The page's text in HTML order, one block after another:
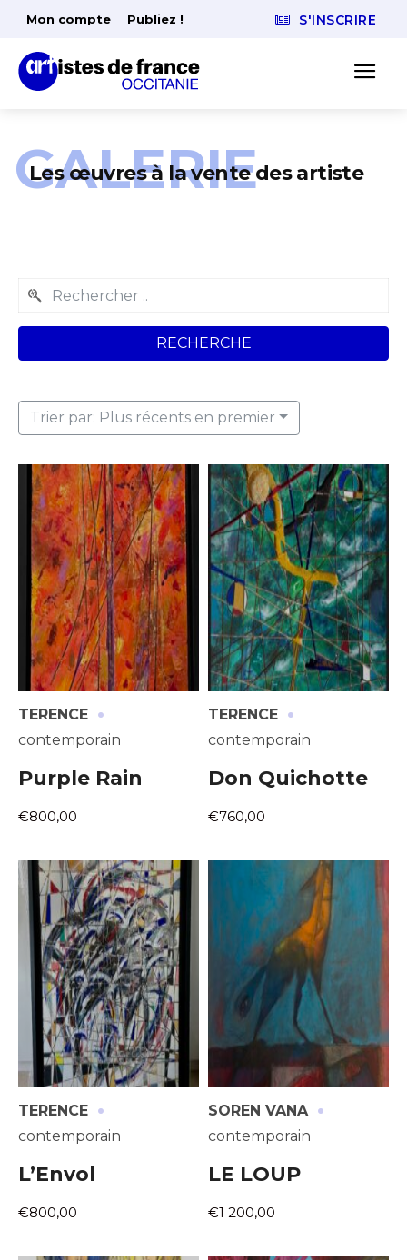
Mon compte Publiez ! S'INSCRIRE
Les œuvres à la vente des artiste
GALERIE
RECHERCHE
Trier par: Plus récents en premier
TERENCE ·
contemporain
Purple Rain
€800,00
TERENCE ·
contemporain
Don Quichotte
€760,00
TERENCE ·
contemporain
L’Envol
€800,00
SOREN VANA ·
contemporain
LE LOUP
€1 200,00